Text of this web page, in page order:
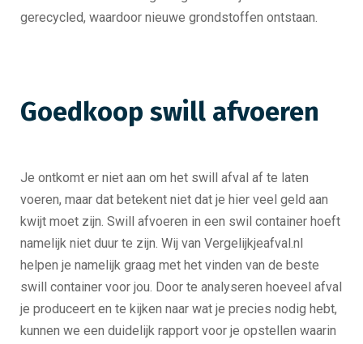
gerecycled, waardoor nieuwe grondstoffen ontstaan.
Goedkoop swill afvoeren
Je ontkomt er niet aan om het swill afval af te laten
voeren, maar dat betekent niet dat je hier veel geld aan
kwijt moet zijn. Swill afvoeren in een swil container hoeft
namelijk niet duur te zijn. Wij van Vergelijkjeafval.nl
helpen je namelijk graag met het vinden van de beste
swill container voor jou. Door te analyseren hoeveel afval
je produceert en te kijken naar wat je precies nodig hebt,
kunnen we een duidelijk rapport voor je opstellen waarin